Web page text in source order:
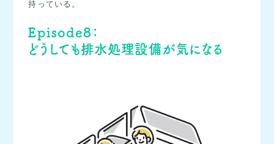
持っている。
Episode8：
どうしても排水処理設備が気になる